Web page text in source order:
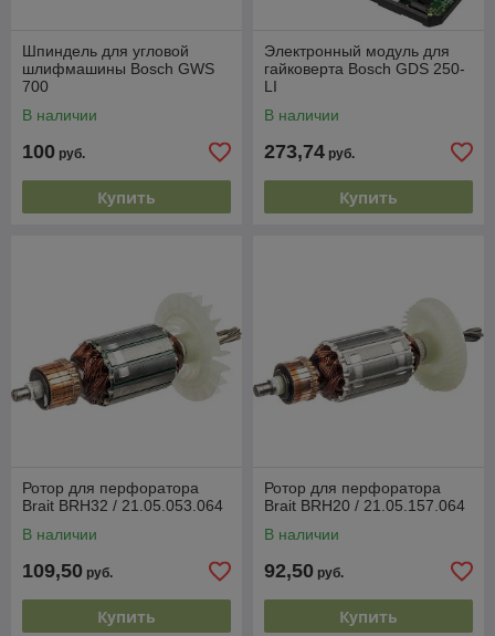
Шпиндель для угловой
шлифмашины Bosch GWS
700
В наличии
100 руб.
Купить
Электронный модуль для
гайковерта Bosch GDS 250-
LI
В наличии
273,74 руб.
Купить
Ротор для перфоратора
Brait BRH32 / 21.05.053.064
В наличии
109,50 руб.
Купить
Ротор для перфоратора
Brait BRH20 / 21.05.157.064
В наличии
92,50 руб.
Купить